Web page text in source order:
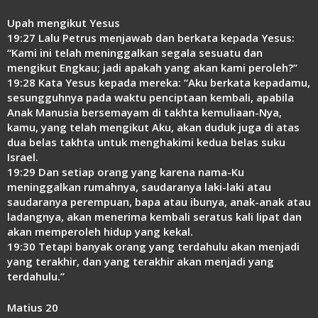
Upah mengikut Yesus
19:27 Lalu Petrus menjawab dan berkata kepada Yesus:
“Kami ini telah meninggalkan segala sesuatu dan
mengikut Engkau; jadi apakah yang akan kami peroleh?”
19:28 Kata Yesus kepada mereka: “Aku berkata kepadamu,
sesungguhnya pada waktu penciptaan kembali, apabila
Anak Manusia bersemayam di takhta kemuliaan-Nya,
kamu, yang telah mengikut Aku, akan duduk juga di atas
dua belas takhta untuk menghakimi kedua belas suku
Israel.
19:29 Dan setiap orang yang karena nama-Ku
meninggalkan rumahnya, saudaranya laki-laki atau
saudaranya perempuan, bapa atau ibunya, anak-anak atau
ladangnya, akan menerima kembali seratus kali lipat dan
akan memperoleh hidup yang kekal.
19:30 Tetapi banyak orang yang terdahulu akan menjadi
yang terakhir, dan yang terakhir akan menjadi yang
terdahulu.”
Matius 20